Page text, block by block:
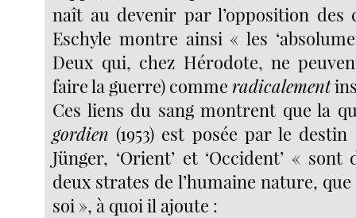
naît au devenir par l’opposition des
Eschyle montre ainsi « les
Deux qui, chez Hérodote, ne
faire la guerre) commeradicalement
Ces liens du sang montrent que la
gordien (1953) est posée par le destin
Jünger, ‘Orient’ et ‘Occident’ « sont
deux strates de l’humaine nature,
soi », à quoi il ajoute :